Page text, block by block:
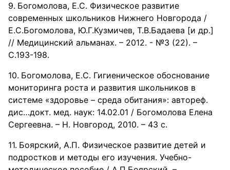
Богомолова, Е.С. Физическое развитие
современных школьников Нижнего Новгорода /
Е.С.Богомолова, Ю.Г.Кузмичев, Т.В.Бадаева [и др.]
// Медицинский альманах. – 2012. - №3 (22). –
С.193-198.
Богомолова, Е.С. Гигиеническое обоснование
мониторинга роста и развития школьников в
системе «здоровье – среда обитания»: автореф.
дис…докт. мед. наук: 14.02.01 / Богомолова Елена
Сергеевна. – Н. Новгород, 2010. – 43 с.
Боярский, А.П. Физическое развитие детей и
подростков и методы его изучения. Учебно-